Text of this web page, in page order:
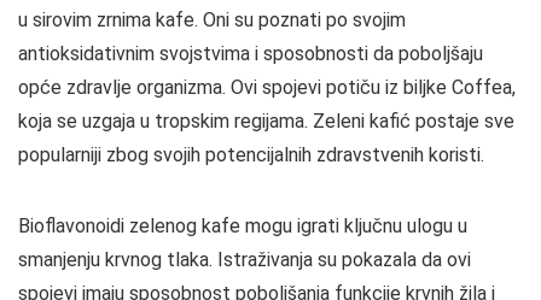
u sirovim zrnima kafe. Oni su poznati po svojim
antioksidativnim svojstvima i sposobnosti da poboljšaju
opće zdravlje organizma. Ovi spojevi potiču iz biljke Coffea,
koja se uzgaja u tropskim regijama. Zeleni kafić postaje sve
popularniji zbog svojih potencijalnih zdravstvenih koristi.
Bioflavonoidi zelenog kafe mogu igrati ključnu ulogu u
smanjenju krvnog tlaka. Istraživanja su pokazala da ovi
spojevi imaju sposobnost poboljšanja funkcije krvnih žila i